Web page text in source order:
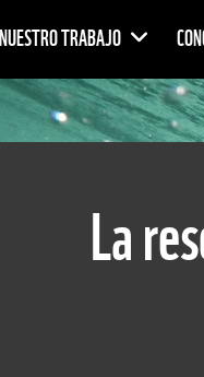
NUESTRO TRABAJO
La